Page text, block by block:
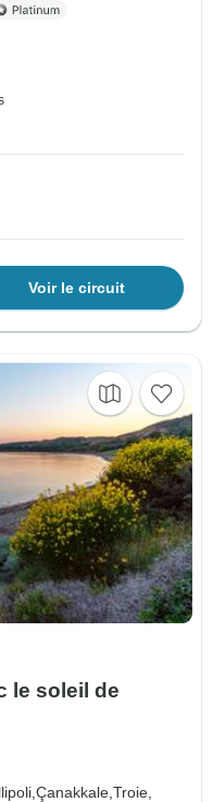
Voir le circuit
le soleil de
Çanakkale,Troie,